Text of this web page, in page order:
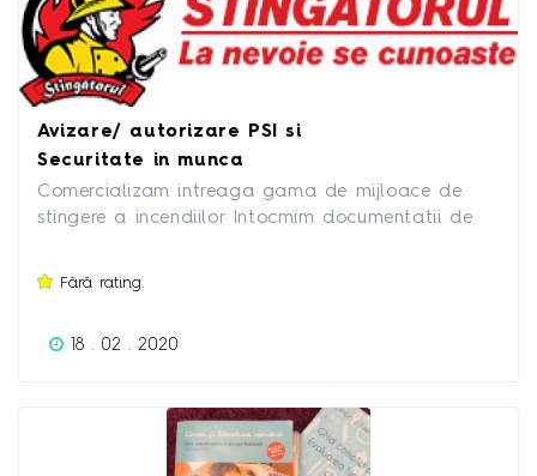
Avizare/ autorizare PSI si
Securitate in munca
Comercializam intreaga gama de mijloace de
stingere a incendiilor Intocmim documentatii de
privire la securtatea si sanatatea in munca
Fără rating.
18 . 02 . 2020